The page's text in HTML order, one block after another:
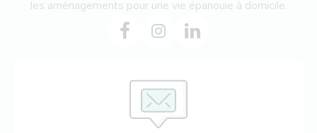
les aménagements pour une vie épanouie à domicile.